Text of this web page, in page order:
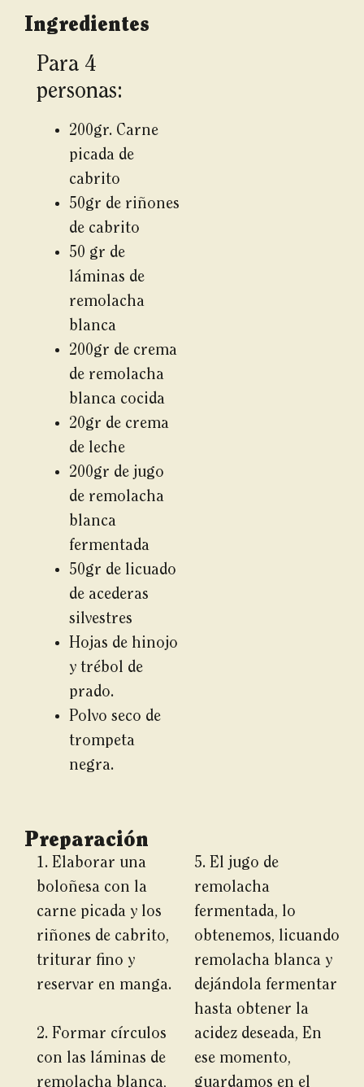
Ingredientes
Para 4
personas:
200gr. Carne
picada de
cabrito
50gr de riñones
de cabrito
50 gr de
láminas de
remolacha
blanca
200gr de crema
de remolacha
blanca cocida
20gr de crema
de leche
200gr de jugo
de remolacha
blanca
fermentada
50gr de licuado
de acederas
silvestres
Hojas de hinojo
y trébol de
prado.
Polvo seco de
trompeta
negra.
Preparación
1. Elaborar una
boloñesa con la
carne picada y los
riñones de cabrito,
triturar fino y
reservar en manga.
2. Formar círculos
con las láminas de
remolacha blanca,
5. El jugo de
remolacha
fermentada, lo
obtenemos, licuando
remolacha blanca y
dejándola fermentar
hasta obtener la
acidez deseada, En
ese momento,
guardamos en el